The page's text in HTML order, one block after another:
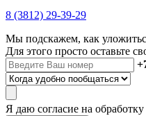
8 (3812) 29-39-29
Мы подскажем, как
Для этого просто оставьте
Я даю согласие на